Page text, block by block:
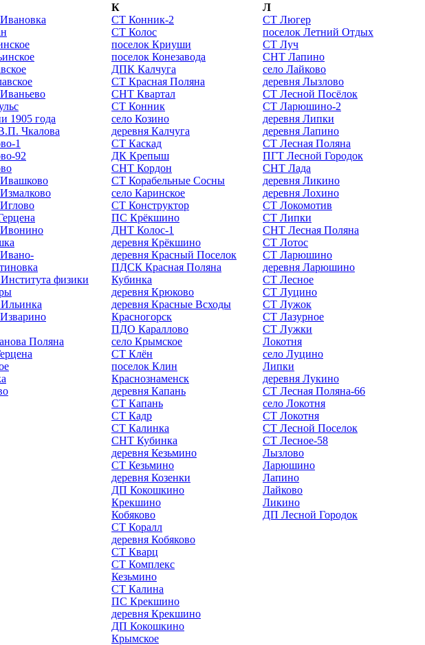
1905 года
Чкалова
1
92
Ивашково
Ивонино
Ивано-
физики
Поляна
К
СТ Конник-2
СТ Колос
поселок Криуши
поселок Конезавода
ДПК Калчуга
СТ Красная Поляна
СНТ Квартал
СТ Конник
село Козино
деревня Калчуга
СТ Каскад
ДК Крепыш
СНТ Кордон
СТ Корабельные Сосны
село Каринское
СТ Конструктор
ПС Крёкшино
ДНТ Колос-1
деревня Крёкшино
деревня Красный Поселок
ПДСК Красная Поляна
Кубинка
деревня Крюково
деревня Красные Всходы
Красногорск
ПДО Караллово
село Крымское
СТ Клён
поселок Клин
Краснознаменск
деревня Капань
СТ Капань
СТ Кадр
СТ Калинка
СНТ Кубинка
деревня Кезьмино
СТ Кезьмино
деревня Козенки
ДП Кокошкино
Крекшино
Кобяково
СТ Коралл
деревня Кобяково
СТ Кварц
СТ Комплекс
Кезьмино
СТ Калина
ПС Крекшино
деревня Крекшино
ДП Кокошкино
Крымское
Л
СТ Люгер
поселок Летний Отдых
СТ Луч
СНТ Лапино
село Лайково
деревня Лызлово
СТ Лесной Посёлок
СТ Ларюшино-2
деревня Липки
деревня Лапино
СТ Лесная Поляна
ПГТ Лесной Городок
СНТ Лада
деревня Ликино
деревня Лохино
СТ Локомотив
СТ Липки
СНТ Лесная Поляна
СТ Лотос
СТ Ларюшино
деревня Ларюшино
СТ Лесное
СТ Луцино
СТ Лужок
СТ Лазурное
СТ Лужки
Локотня
село Луцино
Липки
деревня Лукино
СТ Лесная Поляна-66
село Локотня
СТ Локотня
СТ Лесной Поселок
СТ Лесное-58
Лызлово
Ларюшино
Лапино
Лайково
Ликино
ДП Лесной Городок